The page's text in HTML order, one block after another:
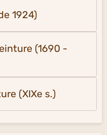
1924)
(1690 -
(XIXe s.)